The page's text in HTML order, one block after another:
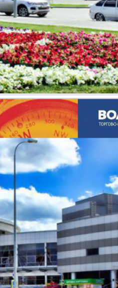
Аренда
Торговый Центр
115515 - Г.
Волгоградская обл
Получить контакты
Посмотреть
Помещение на втором этаже
Окружение - KARI, Ascona,
645 (+3)
Навигация
Характеристики
О помещении
Где находится
Контакты
Другие объявления